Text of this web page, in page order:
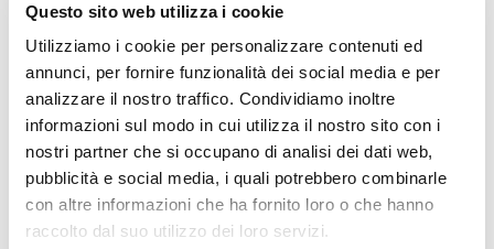
Questo sito web utilizza i cookie
Utilizziamo i cookie per personalizzare contenuti ed
annunci, per fornire funzionalità dei social media e per
analizzare il nostro traffico. Condividiamo inoltre
informazioni sul modo in cui utilizza il nostro sito con i
nostri partner che si occupano di analisi dei dati web,
pubblicità e social media, i quali potrebbero combinarle
con altre informazioni che ha fornito loro o che hanno
raccolto dal suo utilizzo dei loro servizi.
COATING FINISH: